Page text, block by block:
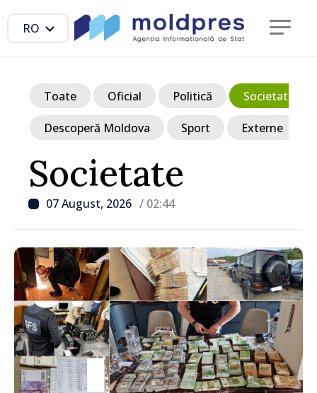
RO
Societate
07 August, 2026 / 02:44
Toate Oficial Politică Societate
Descoperă Moldova Sport Externe